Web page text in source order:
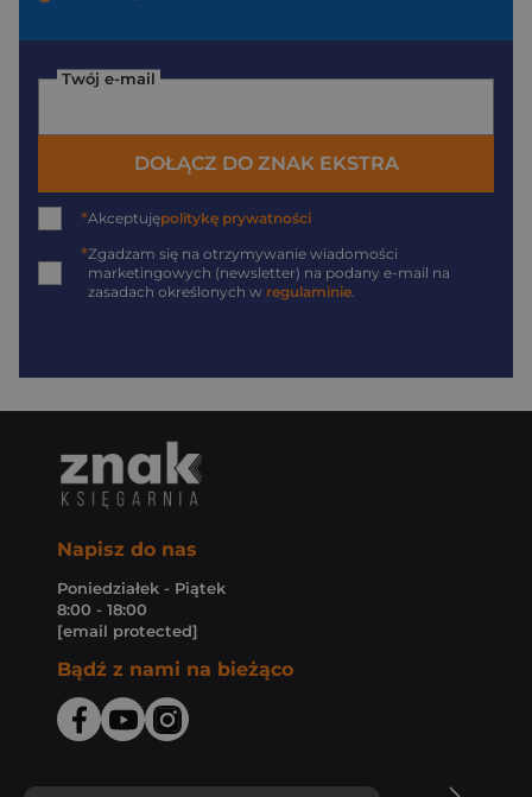
Twój e-mail
DOŁĄCZ DO ZNAK EKSTRA
*Akceptujępolitykę prywatności
*Zgadzam się na otrzymywanie wiadomości
marketingowych (newsletter) na podany e-mail na
zasadach określonych w regulaminie
Napisz do nas
Poniedziałek - Piątek
8:00 - 18:00
[email protected]
Bądź z nami na bieżąco